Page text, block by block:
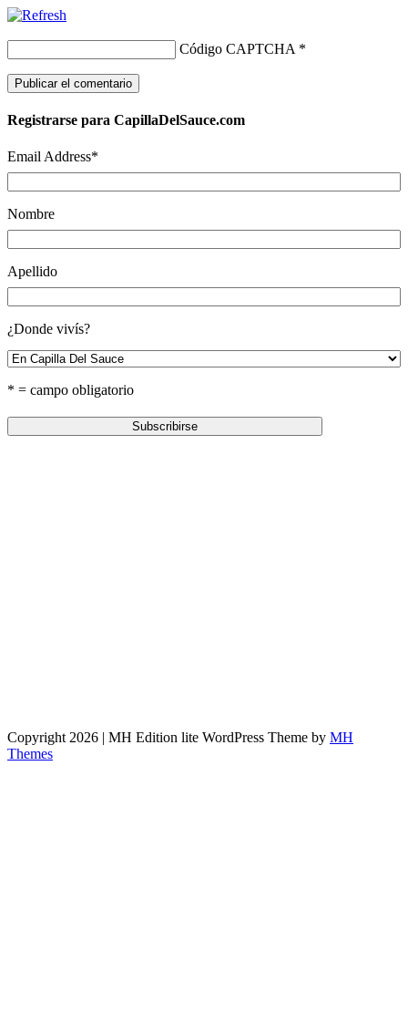
Código CAPTCHA *
Registrarse para CapillaDelSauce.com
Email Address*
Nombre
Apellido
¿Donde vivís?
* = campo obligatorio
Copyright 2026 | MH Edition lite WordPress Theme by MH
Themes